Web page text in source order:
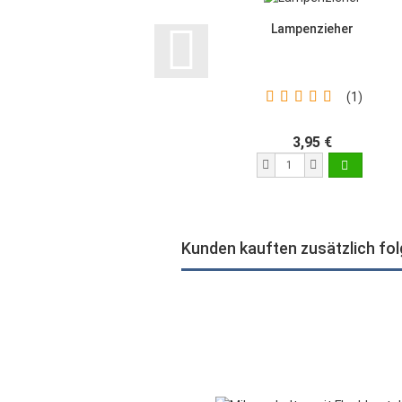
Lampenzieher
1
3,95 €
Kunden kauften zusätzlich